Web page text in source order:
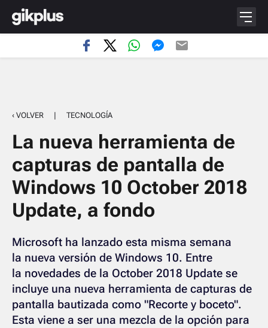
‹ VOLVER | TECNOLOGÍA
La nueva herramienta de
capturas de pantalla de
Windows 10 October 2018
Update, a fondo
Microsoft ha lanzado esta misma semana
la nueva versión de Windows 10. Entre
la novedades de la October 2018 Update se
incluye una nueva herramienta de capturas de
pantalla bautizada como "Recorte y boceto".
Esta viene a ser una mezcla de la opción para